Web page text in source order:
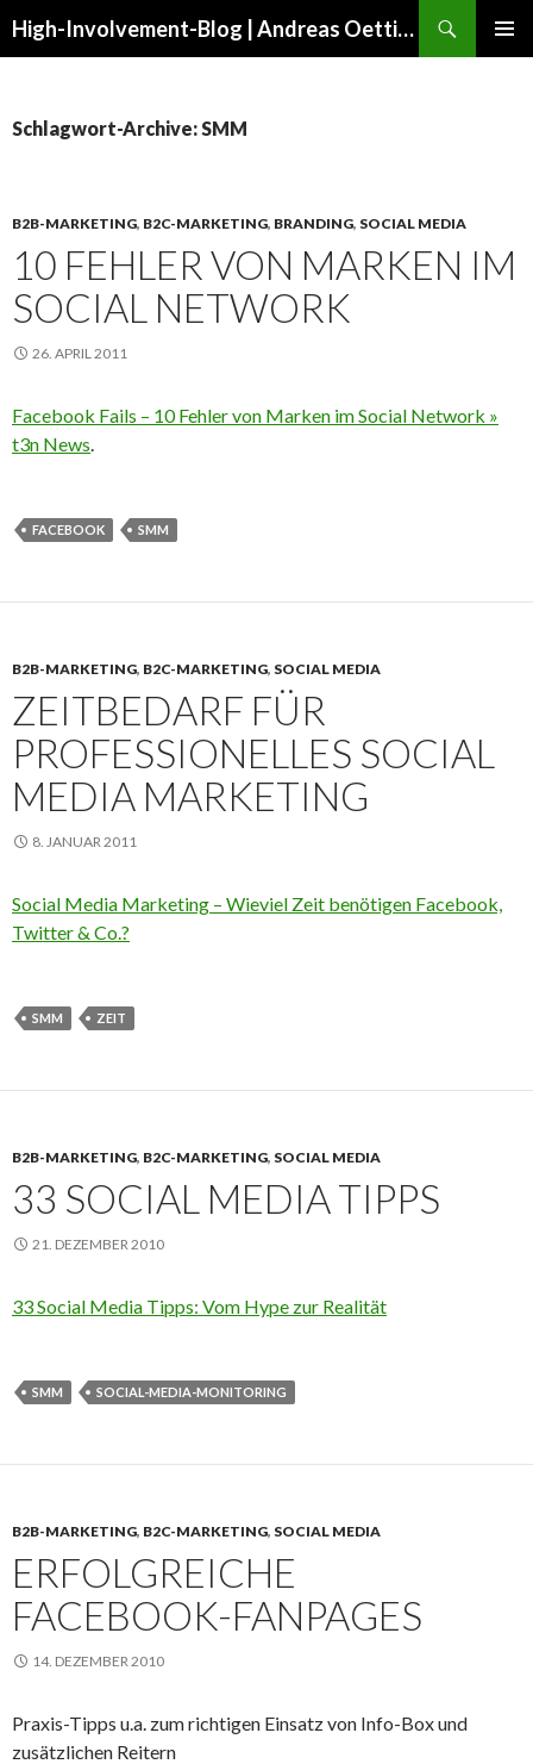
High-Involvement-Blog | Andreas Oettinger
Schlagwort-Archive: SMM
B2B-MARKETING, B2C-MARKETING, BRANDING, SOCIAL MEDIA
10 FEHLER VON MARKEN IM
SOCIAL NETWORK
26. APRIL 2011
Facebook Fails – 10 Fehler von Marken im Social Network »
t3n News.
FACEBOOK SMM
B2B-MARKETING, B2C-MARKETING, SOCIAL MEDIA
ZEITBEDARF FÜR
PROFESSIONELLES SOCIAL
MEDIA MARKETING
8. JANUAR 2011
Social Media Marketing – Wieviel Zeit benötigen Facebook,
Twitter & Co.?
SMM ZEIT
B2B-MARKETING, B2C-MARKETING, SOCIAL MEDIA
33 SOCIAL MEDIA TIPPS
21. DEZEMBER 2010
33 Social Media Tipps: Vom Hype zur Realität
SMM SOCIAL-MEDIA-MONITORING
B2B-MARKETING, B2C-MARKETING, SOCIAL MEDIA
ERFOLGREICHE
FACEBOOK-FANPAGES
14. DEZEMBER 2010
Praxis-Tipps u.a. zum richtigen Einsatz von Info-Box und
zusätzlichen Reitern